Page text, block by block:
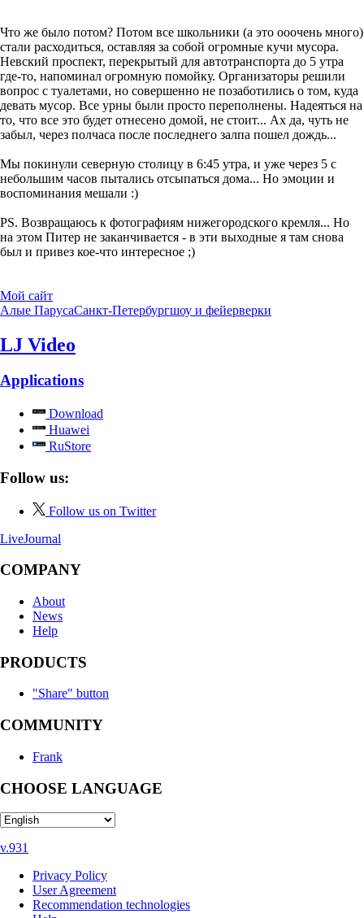
Что же было потом? Потом все школьники (а это ооочень много)
стали расходиться, оставляя за собой огромные кучи мусора.
Невский проспект, перекрытый для автотранспорта до 5 утра
где-то, напоминал огромную помойку. Организаторы решили
вопрос с туалетами, но совершенно не позаботились о том, куда
девать мусор. Все урны были просто переполнены. Надеяться на
то, что все это будет отнесено домой, не стоит... Ах да, чуть не
забыл, через полчаса после последнего залпа пошел дождь...
Мы покинули северную столицу в 6:45 утра, и уже через 5 с
небольшим часов пытались отсыпаться дома... Но эмоции и
воспоминания мешали :)
PS. Возвращаюсь к фотографиям нижегородского кремля... Но
на этом Питер не заканчивается - в эти выходные я там снова
был и привез кое-что интересное ;)
Мой сайт
Алые ПарусаСанкт-Петербургшоу и фейерверки
LJ Video
Applications
Download
Huawei
RuStore
Follow us:
Follow us on Twitter
LiveJournal
COMPANY
About
News
Help
PRODUCTS
"Share" button
COMMUNITY
Frank
CHOOSE LANGUAGE
v.931
Privacy Policy
User Agreement
Recommendation technologies